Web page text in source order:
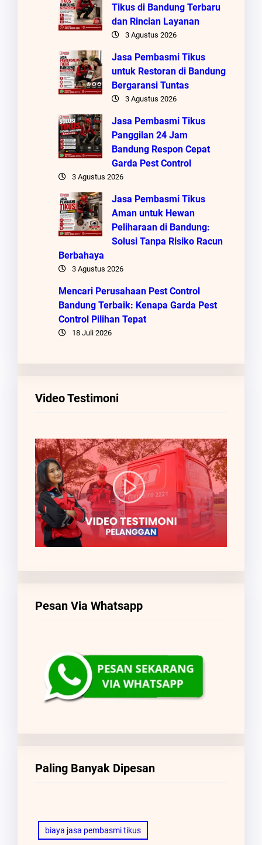
Tikus di Bandung Terbaru
dan Rincian Layanan
3 Agustus 2026
Jasa Pembasmi Tikus
untuk Restoran di Bandung
Bergaransi Tuntas
3 Agustus 2026
Jasa Pembasmi Tikus
Panggilan 24 Jam
Bandung Respon Cepat
Garda Pest Control
3 Agustus 2026
Jasa Pembasmi Tikus
Aman untuk Hewan
Peliharaan di Bandung:
Solusi Tanpa Risiko Racun
Berbahaya
3 Agustus 2026
Mencari Perusahaan Pest Control
Bandung Terbaik: Kenapa Garda Pest
Control Pilihan Tepat
18 Juli 2026
Video Testimoni
Pesan Via Whatsapp
Paling Banyak Dipesan
biaya jasa pembasmi tikus